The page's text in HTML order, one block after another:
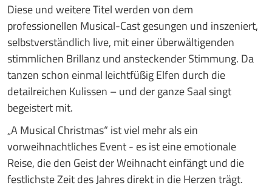
Diese und weitere Titel werden von dem
professionellen Musical-Cast gesungen und inszeniert,
selbstverständlich live, mit einer überwältigenden
stimmlichen Brillanz und ansteckender Stimmung. Da
tanzen schon einmal leichtfüßig Elfen durch die
detailreichen Kulissen – und der ganze Saal singt
begeistert mit.
„A Musical Christmas“ ist viel mehr als ein
vorweihnachtliches Event - es ist eine emotionale
Reise, die den Geist der Weihnacht einfängt und die
festlichste Zeit des Jahres direkt in die Herzen trägt.